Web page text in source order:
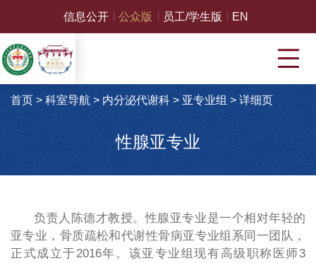
信息公开 公众版 员工/学生版 EN
首页 > 科室导航> 内分泌代谢科> 亚专业组 > 详细页
性腺亚专业
负责人陈德才教授。性腺亚专业是一个相对年轻的
亚专业，骨质疏松和代谢性骨病亚专业组系同一团队，
正式成立于2016年。该亚专业组现有高级职称医师3